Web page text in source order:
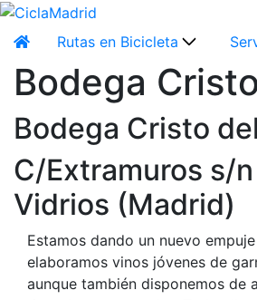
Rutas en Bicicleta
Bodega
Bodega Cristo
C/Extramuros s/
Vidrios (Madrid)
Estamos dando un nuevo
elaboramos vinos jóvenes de
aunque también disponemos de